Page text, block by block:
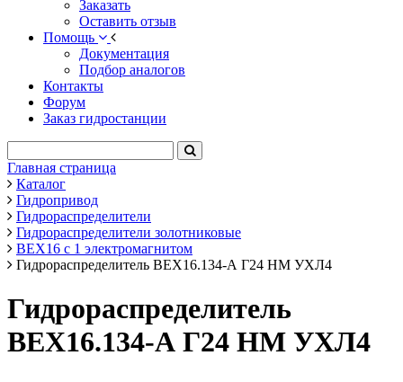
Заказать
Оставить отзыв
Помощь
Документация
Подбор аналогов
Контакты
Форум
Заказ гидростанции
Главная страница
Каталог
Гидропривод
Гидрораспределители
Гидрораспределители золотниковые
ВЕХ16 с 1 электромагнитом
Гидрораспределитель ВЕХ16.134-А Г24 НМ УХЛ4
Гидрораспределитель
ВЕХ16.134-А Г24 НМ УХЛ4